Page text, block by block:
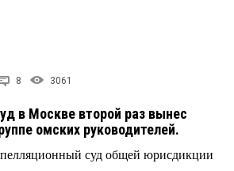
8 3061
в Москве второй раз вынес
омских руководителей.
суд общей юрисдикции